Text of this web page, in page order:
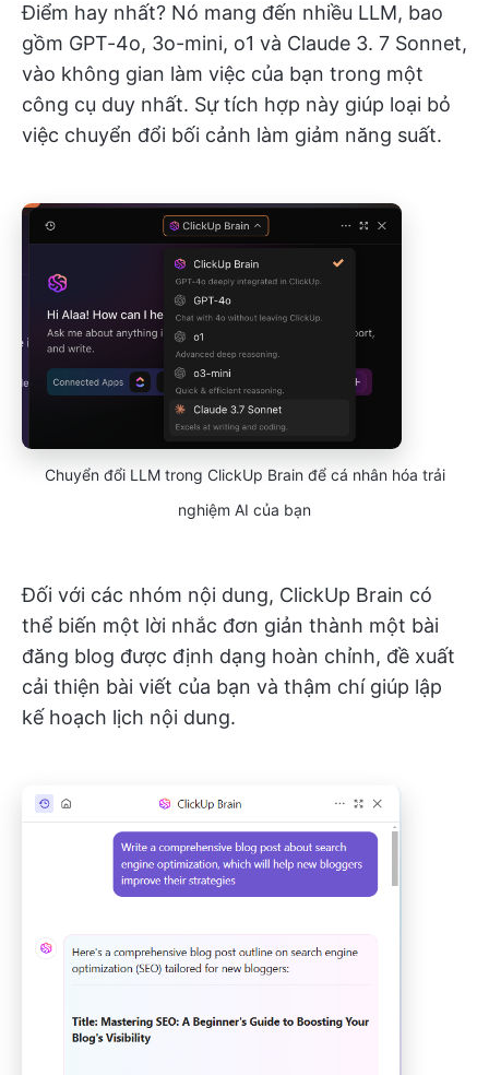
Điểm hay nhất? Nó mang đến nhiều LLM, bao
gồm GPT-4o, 3o-mini, o1 và Claude 3. 7 Sonnet,
vào không gian làm việc của bạn trong một
công cụ duy nhất. Sự tích hợp này giúp loại bỏ
việc chuyển đổi bối cảnh làm giảm năng suất.
Chuyển đổi LLM trong ClickUp Brain để cá nhân hóa trải
nghiệm AI của bạn
Đối với các nhóm nội dung, ClickUp Brain có
thể biến một lời nhắc đơn giản thành một bài
đăng blog được định dạng hoàn chỉnh, đề xuất
cải thiện bài viết của bạn và thậm chí giúp lập
kế hoạch lịch nội dung.